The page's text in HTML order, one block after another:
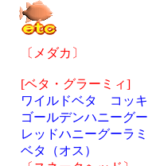
〔メダカ〕
[ベタ・グラーミィ]
ワイルドベタ コッ
ゴールデンハニーグ
レッドハニーグーラ
ベタ（オス）